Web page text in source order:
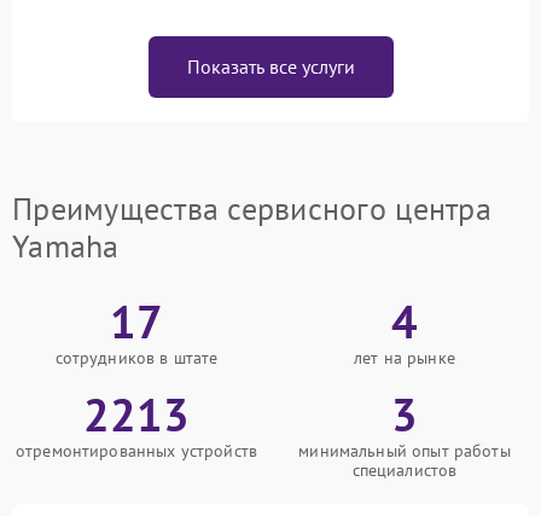
Показать все услуги
Преимущества сервисного центра
Yamaha
17
сотрудников в штате
4
лет на рынке
2213
отремонтированных устройств
3
минимальный опыт работы
специалистов